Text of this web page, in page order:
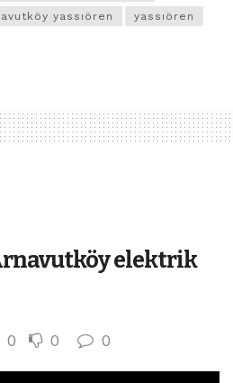
yassıören
yassıören
elektrik
0 0 0